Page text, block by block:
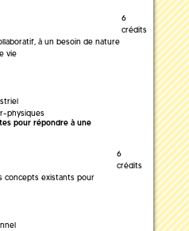
6
crédits
à un besoin de nature
vie
physiques
pour répondre à une
6
crédits
concepts existants pour